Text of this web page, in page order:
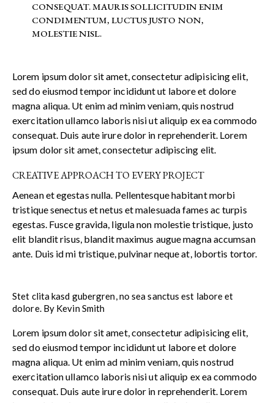
CONSEQUAT. MAURIS SOLLICITUDIN ENIM
CONDIMENTUM, LUCTUS JUSTO NON,
MOLESTIE NISL.
Lorem ipsum dolor sit amet, consectetur adipisicing elit,
sed do eiusmod tempor incididunt ut labore et dolore
magna aliqua. Ut enim ad minim veniam, quis nostrud
exercitation ullamco laboris nisi ut aliquip ex ea commodo
consequat. Duis aute irure dolor in reprehenderit. Lorem
ipsum dolor sit amet, consectetur adipiscing elit.
CREATIVE APPROACH TO EVERY PROJECT
Aenean et egestas nulla. Pellentesque habitant morbi
tristique senectus et netus et malesuada fames ac turpis
egestas. Fusce gravida, ligula non molestie tristique, justo
elit blandit risus, blandit maximus augue magna accumsan
ante. Duis id mi tristique, pulvinar neque at, lobortis tortor.
Stet clita kasd gubergren, no sea sanctus est labore et
dolore. By Kevin Smith
Lorem ipsum dolor sit amet, consectetur adipisicing elit,
sed do eiusmod tempor incididunt ut labore et dolore
magna aliqua. Ut enim ad minim veniam, quis nostrud
exercitation ullamco laboris nisi ut aliquip ex ea commodo
consequat. Duis aute irure dolor in reprehenderit. Lorem